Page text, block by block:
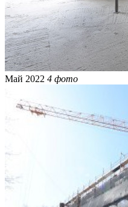
Май 2022 4 фото